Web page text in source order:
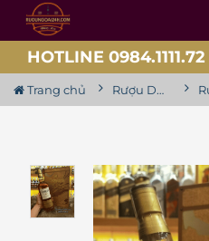
HOTLINE 0984.1111.72
Trang chủ Rượu Dewar's